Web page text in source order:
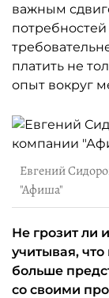
важным
платить не
опыт вокруг
Евгений
"Афиша"
Не грозит ли
учитывая,
больше
со своими